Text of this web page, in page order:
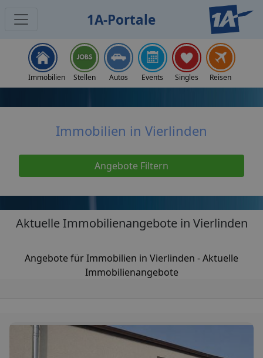
1A-Portale
Immobilien Stellen Autos Events Singles Reisen
Immobilien in Vierlinden
Angebote Filtern
Aktuelle Immobilienangebote in Vierlinden
Angebote für Immobilien in Vierlinden - Aktuelle
Immobilienangebote